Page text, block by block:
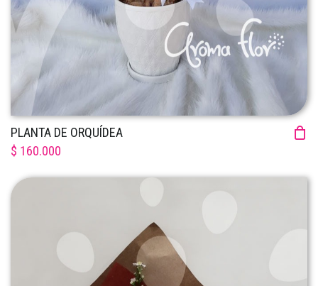
PLANTA DE ORQUÍDEA
$ 160.000